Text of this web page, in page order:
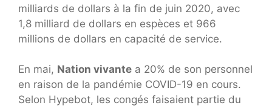
milliards de dollars à la fin de juin 2020, avec
1,8 milliard de dollars en espèces et 966
millions de dollars en capacité de service.
En mai, Nation vivante a 20% de son personnel
en raison de la pandémie COVID-19 en cours.
Selon Hypebot, les congés faisaient partie du